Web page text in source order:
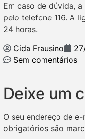
Em caso de dúvida,
pelo telefone 116. A
24 horas.
Cida Frausino
Sem comentários
Deixe um
O seu endereço de
obrigatórios são